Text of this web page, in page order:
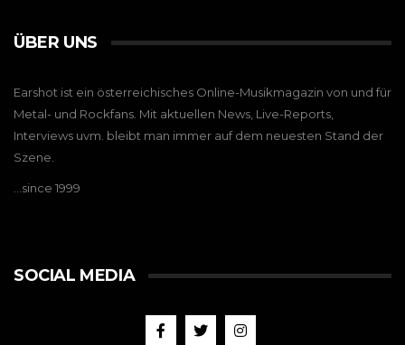
ÜBER UNS
Earshot ist ein österreichisches Online-Musikmagazin von und für
Metal- und Rockfans. Mit aktuellen News, Live-Reports,
Interviews uvm. bleibt man immer auf dem neuesten Stand der
Szene.
…since 1999
SOCIAL MEDIA